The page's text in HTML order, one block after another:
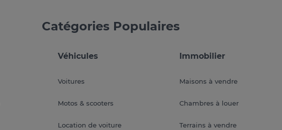
Catégories Populaires
Véhicules
Voitures
Motos & scooters
Location de voiture
Immobilier
Maisons à vendre
Chambres à louer
Terrains à vendre